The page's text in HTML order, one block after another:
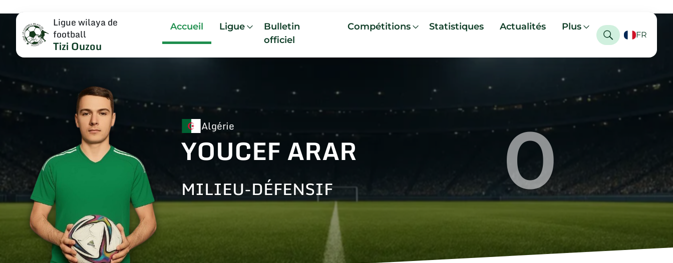
Ligue wilaya de
football
Tizi Ouzou
Accueil Ligue
Bulletin
officiel
Compétitions Statistiques Actualités Plus
FR
Algérie
YOUCEF ARAR
MILIEU-DÉFENSIF 0